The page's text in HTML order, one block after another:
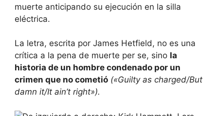
muerte anticipando su ejecución en la silla
eléctrica.
La letra, escrita por James Hetfield, no es una
crítica a la pena de muerte per se, sino la
historia de un hombre condenado por un
crimen que no cometió («Guilty as charged/But
damn it/It ain’t right»).